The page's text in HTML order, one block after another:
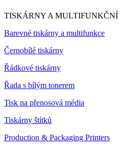
TISKÁRNY A
Barevné tiskárny a multifunkce
Černobílé tiskárny
Řádkové tiskárny
Řada s bílým tonerem
Tisk na přenosová média
Tiskárny štítků
Production & Packaging Printers